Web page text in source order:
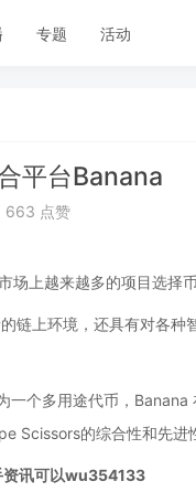
专题 活动
平台Banana
663 点赞
场上越来越多的项目选择
链上环境，还具有对各
个多用途代币，Banana
Scissors的综合性和先进
讯可以wu354133